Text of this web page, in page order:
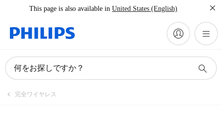
This page is also available in United States (English)
何をお探しですか？
完全ワイヤレス